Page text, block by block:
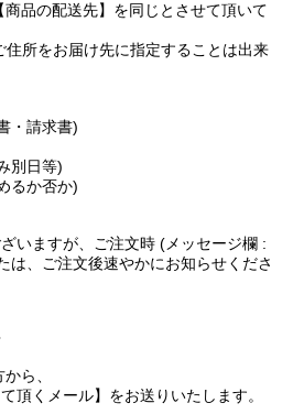
品の配送先】を同じとさせて頂いて
所をお届け先に指定することは出来
・請求書)
別日等)
るか否か)
いますが、ご注文時 (メッセージ欄 :
は、ご注文後速やかにお知らせくださ
ら、
頂くメール】をお送りいたします。